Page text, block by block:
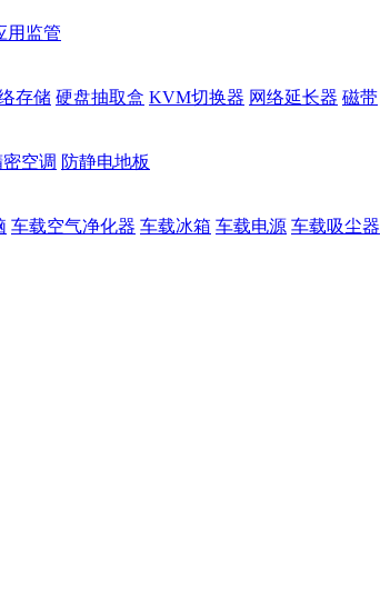
用监管
存储 硬盘抽取盒 KVM切换器 网络延长器 磁带
空调 防静电地板
车载空气净化器 车载冰箱 车载电源 车载吸尘器